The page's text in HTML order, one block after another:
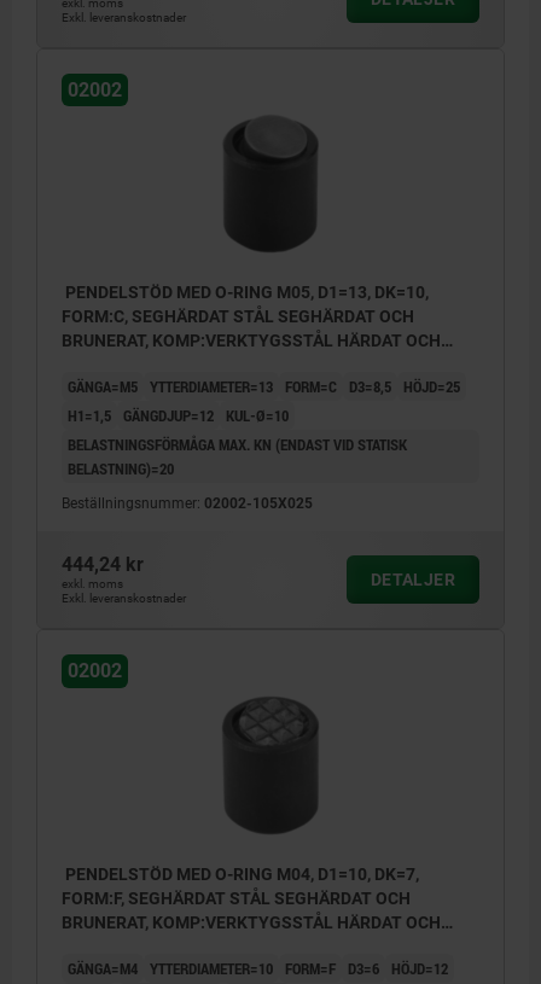
exkl. moms
Exkl. leveranskostnader
02002
PENDELSTÖD MED O-RING M05, D1=13, DK=10,
FORM:C, SEGHÄRDAT STÅL SEGHÄRDAT OCH
BRUNERAT, KOMP:VERKTYGSSTÅL HÄRDAT OCH
GÄNGA=M5 YTTERDIAMETER=13 FORM=C D3=8,5
HÖJD=25
H1=1,5
GÄNGDJUP=12
KUL-Ø=10
BELASTNINGSFÖRMÅGA MAX. KN (ENDAST VID STATISK
BELASTNING)=20
Beställningsnummer: 02002-105X025
444,24 kr
exkl. moms
Exkl. leveranskostnader
DETALJER
02002
PENDELSTÖD MED O-RING M04, D1=10, DK=7,
FORM:F, SEGHÄRDAT STÅL SEGHÄRDAT OCH
BRUNERAT, KOMP:VERKTYGSSTÅL HÄRDAT OCH
GÄNGA=M4 YTTERDIAMETER=10 FORM=F D3=6
HÖJD=12